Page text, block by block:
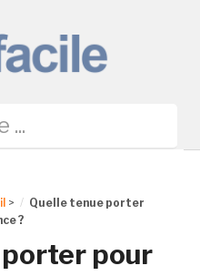
>
Quelle tenue porter
?
pour